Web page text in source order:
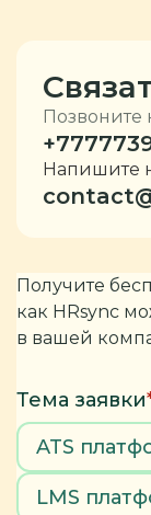
Позвоните
Напишите
Получите
как HRsync
в вашей
Тема заявки
ATS
LMS